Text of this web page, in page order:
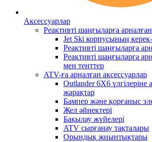
Аксессуарлар
Реактивті шаңғыларға
Jet Ski корпусының
Реактивті шаңғыларға
Реактивті шаңғыларға
мен тенттер
ATV-ға арналған аксессуарлар
Outlander 6X6 үлгілеріне
жарақтар
Бампер және қорғаныс
Жел әйнектері
Бақылау жүйелері
ATV сырғанау тақталары
Орындық жиынтықтары